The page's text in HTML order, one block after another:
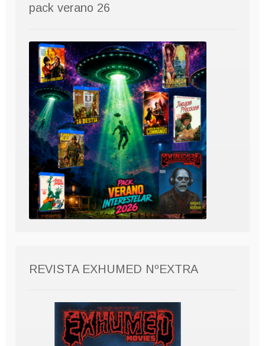
pack verano 26
REVISTA EXHUMED NºEXTRA